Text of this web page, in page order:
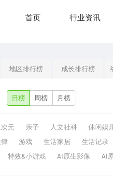
首页 行业资讯
地区排行榜 成长排行榜
日榜 周榜 月榜
次元 亲子 人文社科
休闲娱
游戏 生活家居
生活记录
特效&小游戏 AI原生影像 AI